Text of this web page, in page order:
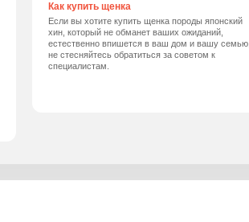
Как купить щенка
Если вы хотите купить щенка породы японский
хин, который не обманет ваших ожиданий,
естественно впишется в ваш дом и вашу семью,
не стесняйтесь обратиться за советом к
специалистам.